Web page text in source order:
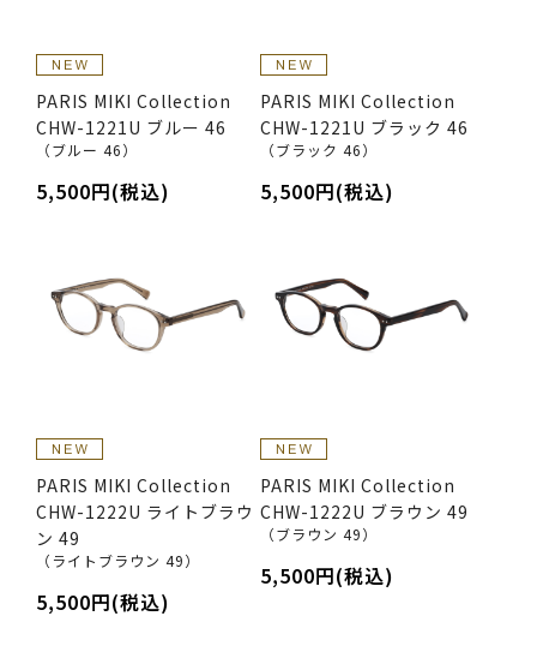
PARIS MIKI Collection
CHW-1221U ブルー 46
（ブルー 46）
5,500円(税込)
PARIS MIKI Collection
CHW-1221U ブラック 46
（ブラック 46）
5,500円(税込)
PARIS MIKI Collection
CHW-1222U ライトブラウ
ン 49
（ライトブラウン 49）
5,500円(税込)
PARIS MIKI Collection
CHW-1222U ブラウン 49
（ブラウン 49）
5,500円(税込)